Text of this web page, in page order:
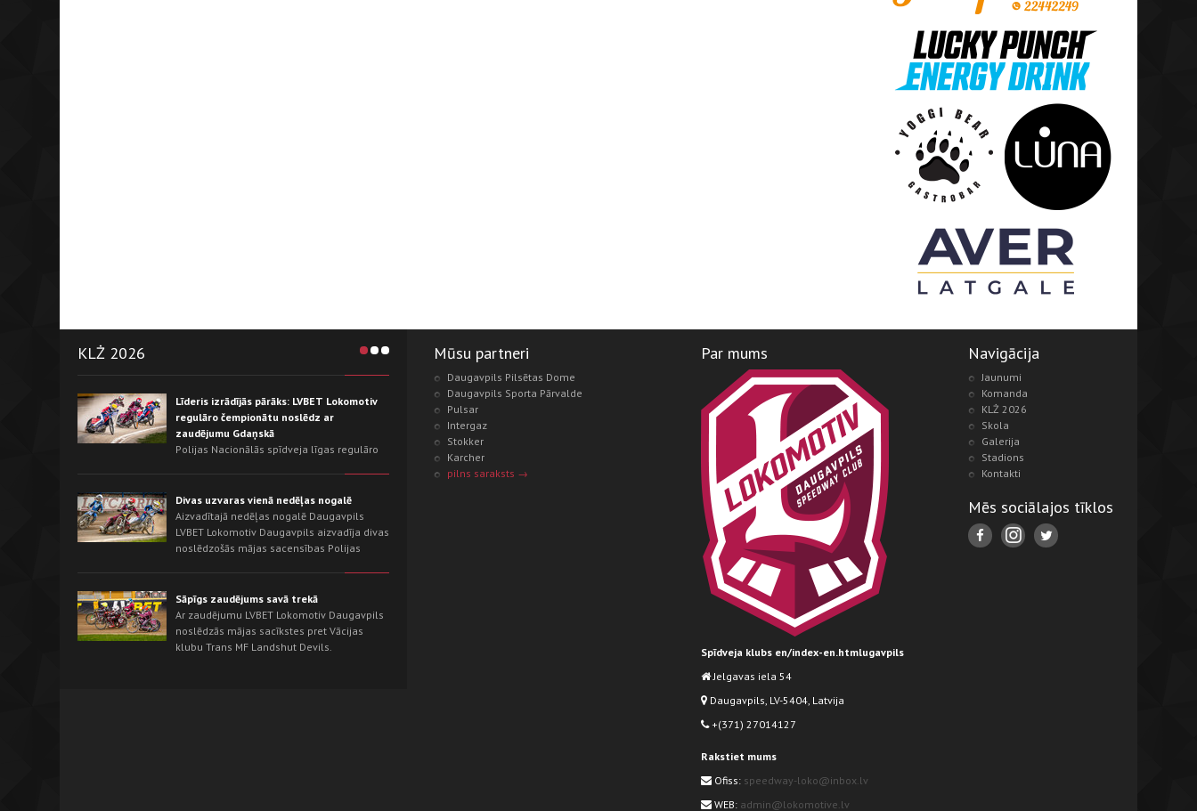
KLŻ 2026
Līderis izrādījās pārāks: LVBET Lokomotiv
regulāro čempionātu noslēdz ar
zaudējumu Gdaņskā
Polijas Nacionālās spīdveja līgas regulāro
sezonas līderi - Wybrzeże Gdańsk. Gdaņskas
trekā mājinieki jau no pirmajiem
braucieniem pārņēma iniciatīvu un izcīnīja
uzvaru ar rezultātu 54:36.
Divas uzvaras vienā nedēļas nogalē
Aizvadītajā nedēļas nogalē Daugavpils
LVBET Lokomotiv Daugavpils aizvadīja divas
noslēdzošās mājas sacensības Polijas
vispirms neticami saspringtā cīņā izrāva
uzvaru pār OK Kolejarz Opole ar rezultātu
46:44, bet nākamajā dienā pārliecinoši
pārspēja Śląsk Świętochłowice - 62:26.
Sāpīgs zaudējums savā trekā
Ar zaudējumu LVBET Lokomotiv Daugavpils
noslēdzās mājas sacīkstes pret Vācijas
klubu Trans MF Landshut Devils.
Mūsu partneri
Daugavpils Pilsētas Dome
Daugavpils Sporta Pārvalde
Pulsar
Intergaz
Stokker
Karcher
pilns saraksts →
Par mums
Spīdveja klubs en/index-en.htmlugavpils
Jelgavas iela 54
Daugavpils, LV-5404, Latvija
+(371) 27014127
Rakstiet mums
Ofiss: speedway-loko@inbox.lv
WEB: admin@lokomotive.lv
Navigācija
Jaunumi
Komanda
KLŻ 2026
Skola
Galerija
Stadions
Kontakti
Mēs sociālajos tīklos